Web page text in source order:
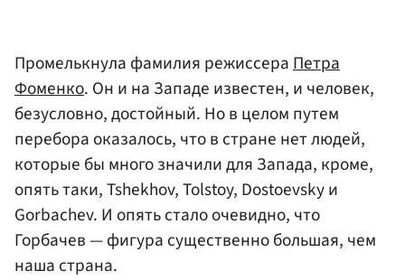
Промелькнула фамилия режиссераПетра
Фоменко. Он и на Западе известен, и человек,
безусловно, достойный. Но в целом путем
перебора оказалось, что в стране нет людей,
которые бы много значили для Запада, кроме,
опять таки, Tshekhov, Tolstoy, Dostoevsky и
Gorbachev. И опять стало очевидно, что
Горбачев — фигура существенно большая, чем
наша страна.